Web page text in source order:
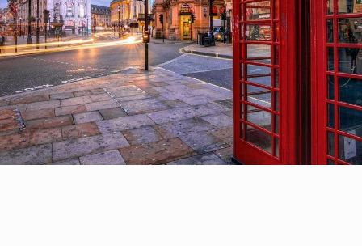
Mail Us
Botersloot 9c, Rotterdam
Level Test